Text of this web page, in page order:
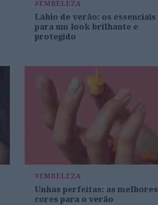
#EMBELEZA
Lábio de verão: os essenciais
para um look brilhante e
protegido
#EMBELEZA
Unhas perfeitas: as melhores
cores para o verão